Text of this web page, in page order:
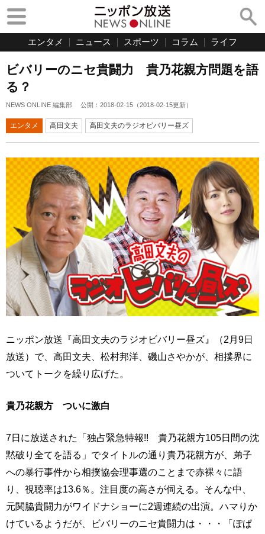
エンタメ ニュース スポーツ コラム ライフ
ビバリーのニセ貴闘力 貴乃花親方問題を語
る？
NEWS ONLINE 編集部 公開： 2018-02-15 （2018-02-15更新）
エンタメ 高田文夫 高田文夫のラジオビバリー昼ズ
ニッポン放送『高田文夫のラジオビバリー昼ズ』（2月9日
放送）で、高田文夫、松村邦洋、磯山さやかが、相撲界に
ついてトークを繰り広げた。
貴乃花親方 ついに激白
7日に放送された「独占緊急特報!! 貴乃花親方105日間の沈
黙破り全てを語る」でタイトルの通り貴乃花親方が、弟子
への暴行事件から相撲協会理事選のことまで赤裸々に語
り、視聴率は13.6％。注目度の高さが伺える。そんな中、
元関脇貴闘力がワイドナショーに2週連続の出演。ハマりか
けているようだが、ビバリーのニセ貴闘力は・・・「ぽぱ